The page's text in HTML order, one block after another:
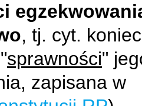
, tj. cyt.
sprawności"
zapisana w